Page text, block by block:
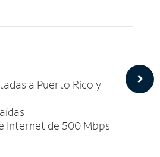
a Puerto Rico y
Internet de 500 Mbps